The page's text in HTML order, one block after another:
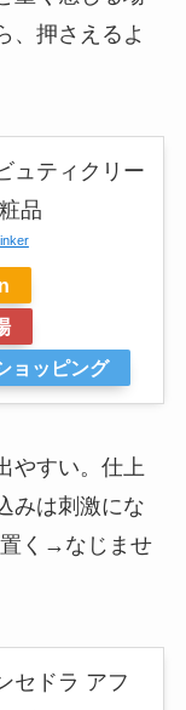
、押さえるよ
ュティクリー
品
ョッピング
やすい。仕上
みは刺激にな
置く→なじませ
セドラ アフ